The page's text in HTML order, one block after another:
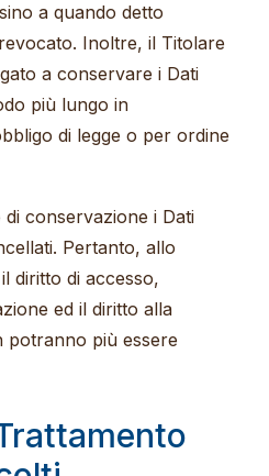
a quando detto
Inoltre, il Titolare
a conservare i Dati
più lungo in
di legge o per ordine
conservazione i Dati
Pertanto, allo
diritto di accesso,
ed il diritto alla
potranno più essere